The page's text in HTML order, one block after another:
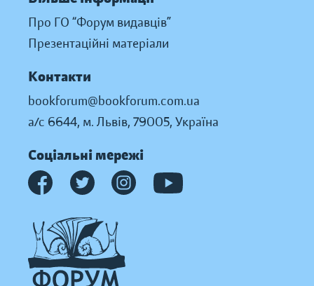
Про ГО “Форум видавців”
Презентаційні матеріали
Контакти
bookforum@bookforum.com.ua
а/с 6644, м. Львів, 79005, Україна
Соціальні мережі